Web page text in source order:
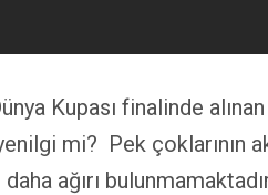
Kupası finalinde
mi? Pek
ağırı